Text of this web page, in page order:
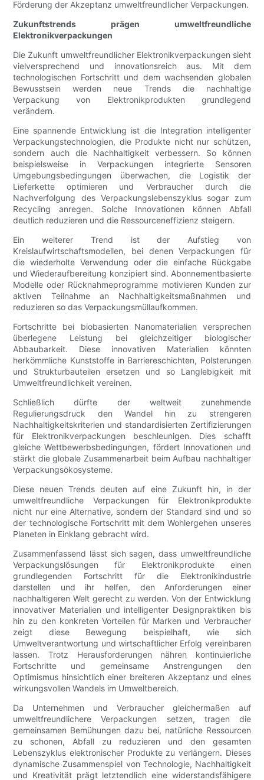
Förderung der Akzeptanz umweltfreundlicher Verpackungen.
Zukunftstrends prägen umweltfreundliche
Elektronikverpackungen
Die Zukunft umweltfreundlicher Elektronikverpackungen sieht
vielversprechend und innovationsreich aus. Mit dem
technologischen Fortschritt und dem wachsenden globalen
Bewusstsein werden neue Trends die nachhaltige
Verpackung von Elektronikprodukten grundlegend
verändern.
Eine spannende Entwicklung ist die Integration intelligenter
Verpackungstechnologien, die Produkte nicht nur schützen,
sondern auch die Nachhaltigkeit verbessern. So können
beispielsweise in Verpackungen integrierte Sensoren
Umgebungsbedingungen überwachen, die Logistik der
Lieferkette optimieren und Verbraucher durch die
Nachverfolgung des Verpackungslebenszyklus sogar zum
Recycling anregen. Solche Innovationen können Abfall
deutlich reduzieren und die Ressourceneffizienz steigern.
Ein weiterer Trend ist der Aufstieg von
Kreislaufwirtschaftsmodellen, bei denen Verpackungen für
die wiederholte Verwendung oder die einfache Rückgabe
und Wiederaufbereitung konzipiert sind. Abonnementbasierte
Modelle oder Rücknahmeprogramme motivieren Kunden zur
aktiven Teilnahme an Nachhaltigkeitsmaßnahmen und
reduzieren so das Verpackungsmüllaufkommen.
Fortschritte bei biobasierten Nanomaterialien versprechen
überlegene Leistung bei gleichzeitiger biologischer
Abbaubarkeit. Diese innovativen Materialien könnten
herkömmliche Kunststoffe in Barriereschichten, Polsterungen
und Strukturbauteilen ersetzen und so Langlebigkeit mit
Umweltfreundlichkeit vereinen.
Schließlich dürfte der weltweit zunehmende
Regulierungsdruck den Wandel hin zu strengeren
Nachhaltigkeitskriterien und standardisierten Zertifizierungen
für Elektronikverpackungen beschleunigen. Dies schafft
gleiche Wettbewerbsbedingungen, fördert Innovationen und
stärkt die globale Zusammenarbeit beim Aufbau nachhaltiger
Verpackungsökosysteme.
Diese neuen Trends deuten auf eine Zukunft hin, in der
umweltfreundliche Verpackungen für Elektronikprodukte
nicht nur eine Alternative, sondern der Standard sind und so
der technologische Fortschritt mit dem Wohlergehen unseres
Planeten in Einklang gebracht wird.
Zusammenfassend lässt sich sagen, dass umweltfreundliche
Verpackungslösungen für Elektronikprodukte einen
grundlegenden Fortschritt für die Elektronikindustrie
darstellen und ihr helfen, den Anforderungen einer
nachhaltigeren Welt gerecht zu werden. Von der Entwicklung
innovativer Materialien und intelligenter Designpraktiken bis
hin zu den konkreten Vorteilen für Marken und Verbraucher
zeigt diese Bewegung beispielhaft, wie sich
Umweltverantwortung und wirtschaftlicher Erfolg vereinbaren
lassen. Trotz Herausforderungen nähren kontinuierliche
Fortschritte und gemeinsame Anstrengungen den
Optimismus hinsichtlich einer breiteren Akzeptanz und eines
wirkungsvollen Wandels im Umweltbereich.
Da Unternehmen und Verbraucher gleichermaßen auf
umweltfreundlichere Verpackungen setzen, tragen die
gemeinsamen Bemühungen dazu bei, natürliche Ressourcen
zu schonen, Abfall zu reduzieren und den gesamten
Lebenszyklus elektronischer Produkte zu verlängern. Dieses
dynamische Zusammenspiel von Technologie, Nachhaltigkeit
und Kreativität prägt letztendlich eine widerstandsfähigere